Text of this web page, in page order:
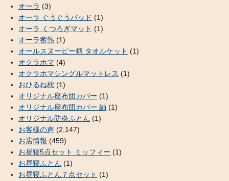
オーラ (3)
オーラ ぐうぐうパッド (1)
オーラ くつろぎマット (1)
オーラ蓄熱 (1)
オールスヌーピー柄 タオルケット (1)
オクラホマ (4)
オクラホマシングルマットレス (1)
おひるね枕 (1)
オリジナル座布団カバー (1)
オリジナル座布団カバー 紬 (1)
オリジナル防炎ふとん (1)
お客様の声 (2,147)
お店情報 (459)
お昼寝5点セット ミッフィー (1)
お昼寝ふとん (1)
お昼寝ふとん７点セット (1)